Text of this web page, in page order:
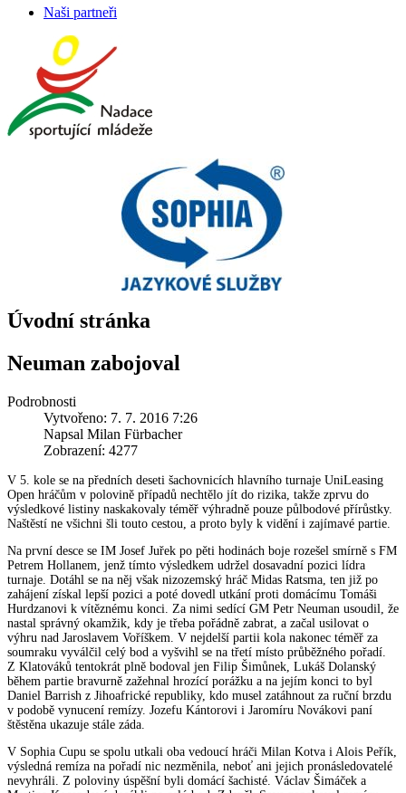
Naši partneři
Úvodní stránka
Neuman zabojoval
Podrobnosti
Vytvořeno: 7. 7. 2016 7:26
Napsal Milan Fürbacher
Zobrazení: 4277
V 5. kole se na předních deseti šachovnicích hlavního turnaje UniLeasing
Open hráčům v polovině případů nechtělo jít do rizika, takže zprvu do
výsledkové listiny naskakovaly téměř výhradně pouze půlbodové přírůstky.
Naštěstí ne všichni šli touto cestou, a proto byly k vidění i zajímavé partie.
Na první desce se IM Josef Juřek po pěti hodinách boje rozešel smírně s FM
Petrem Hollanem, jenž tímto výsledkem udržel dosavadní pozici lídra
turnaje. Dotáhl se na něj však nizozemský hráč Midas Ratsma, ten již po
zahájení získal lepší pozici a poté dovedl utkání proti domácímu Tomáši
Hurdzanovi k vítěznému konci. Za nimi sedící GM Petr Neuman usoudil, že
nastal správný okamžik, kdy je třeba pořádně zabrat, a začal usilovat o
výhru nad Jaroslavem Voříškem. V nejdelší partii kola nakonec téměř za
soumraku vyválčil celý bod a vyšvihl se na třetí místo průběžného pořadí.
Z Klatováků tentokrát plně bodoval jen Filip Šimůnek, Lukáš Dolanský
během partie bravurně zažehnal hrozící porážku a na jejím konci to byl
Daniel Barrish z Jihoafrické republiky, kdo musel zatáhnout za ruční brzdu
v podobě vynucení remízy. Jozefu Kántorovi i Jaromíru Novákovi paní
štěstěna ukazuje stále záda.
V Sophia Cupu se spolu utkali oba vedoucí hráči Milan Kotva i Alois Peřík,
výsledná remíza na pořadí nic nezměnila, neboť ani jejich pronásledovatelé
nevyhráli. Z poloviny úspěšní byli domácí šachisté. Václav Šimáček a